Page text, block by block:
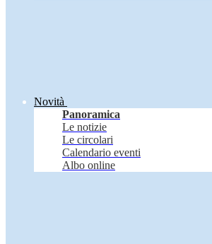
Novità
Panoramica
Le notizie
Le circolari
Calendario eventi
Albo online